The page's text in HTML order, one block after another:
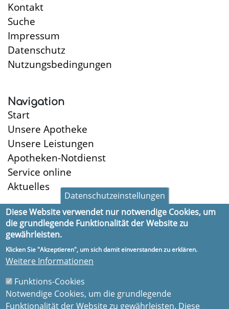
Kontakt
Suche
Impressum
Datenschutz
Nutzungsbedingungen
Navigation
Start
Unsere Apotheke
Unsere Leistungen
Apotheken-Notdienst
Service online
Aktuelles
Öffnungszeiten
Montag:
Dienstag:
8:30-18:30
Donnerstag:
8:30-18:30
Freitag:
8:30-18:30
Datenschutzeinstellungen
Diese Website verwendet nur notwendige Cookies, um
die grundlegende Funktionalität der Website zu
gewährleisten.
Klicken Sie "Akzeptieren", um sich damit einverstanden zu erklären.
Weitere Informationen
Funktions-Cookies
Notwendige Cookies, um die grundlegende
Funktionalität der Website zu gewährleisten. Diese